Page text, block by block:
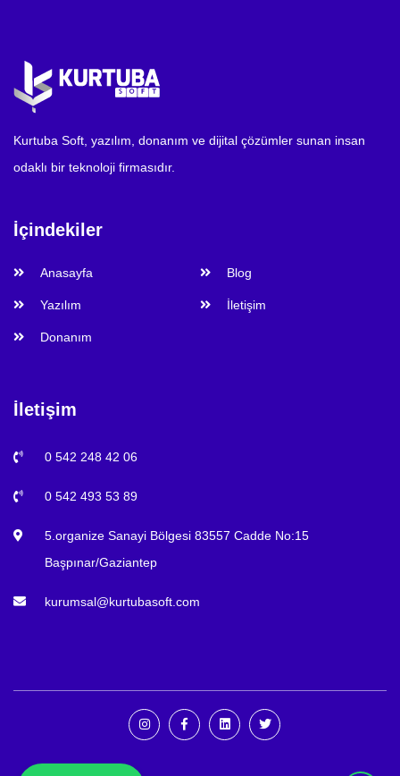
Kurtuba Soft, yazılım, donanım ve dijital çözümler sunan insan
odaklı bir teknoloji firmasıdır.
İçindekiler
Anasayfa
Yazılım
Donanım
Blog
İletişim
İletişim
0 542 248 42 06
0 542 493 53 89
5.organize Sanayi Bölgesi 83557 Cadde No:15
Başpınar/Gaziantep
kurumsal@kurtubasoft.com